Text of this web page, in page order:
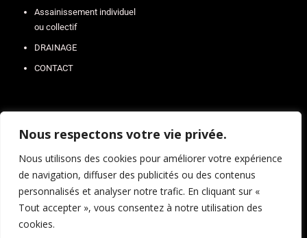
Nous respectons votre vie privée.
Nous utilisons des cookies pour améliorer votre expérience
de navigation, diffuser des publicités ou des contenus
personnalisés et analyser notre trafic. En cliquant sur «
Tout accepter », vous consentez à notre utilisation des
cookies.
Assainissement individuel
ou collectif
DRAINAGE
CONTACT
SOUSCRIRE